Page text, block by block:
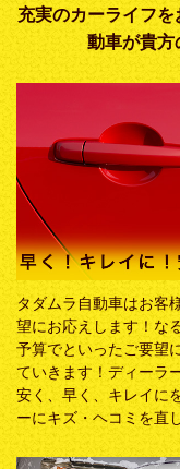
充実のカーライフ
動車が貴方
タダムラ自動車はお客
望にお応えします！な
予算でといったご要望
ていきます！ディーラ
安く、早く、キレイに
ーにキズ・ヘコミを直